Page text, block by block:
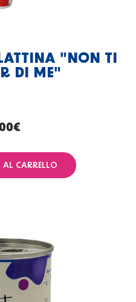
"NON TI
DI ME"
€
CARRELLO